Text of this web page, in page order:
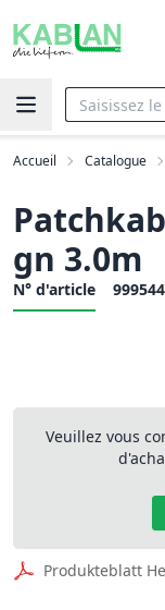
Accueil Catalogue
gn 3.0m
N° d'article
Veuillez vous
Produkteblatt